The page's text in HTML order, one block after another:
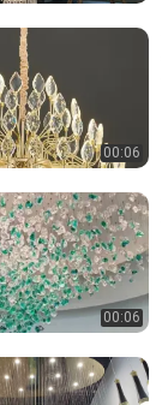
00:06
00:06